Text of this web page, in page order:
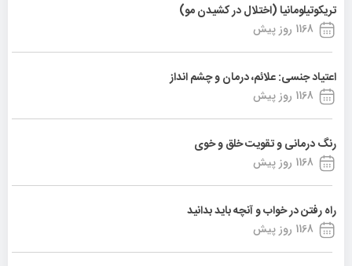
تریکوتیلومانیا (اختلال در کشیدن مو)
1168 روز پیش
اعتیاد جنسی: علائم، درمان و چشم انداز
1168 روز پیش
رنگ درمانی و تقویت خلق و خوی
1168 روز پیش
راه رفتن در خواب و آنچه باید بدانید
1168 روز پیش